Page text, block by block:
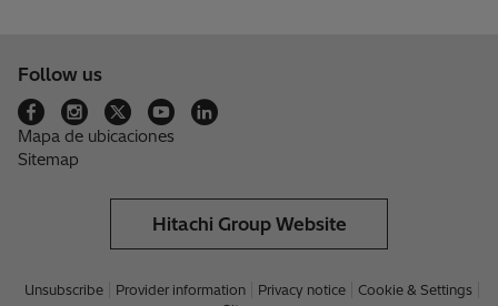
Follow us
Mapa de ubicaciones
Sitemap
Hitachi Group Website
Unsubscribe Provider information Privacy notice
Cookie & Settings